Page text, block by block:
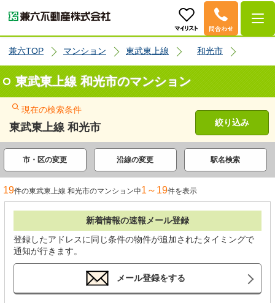
兼六TOP マンション 東武東上線 和光市
東武東上線 和光市のマンション
現在の検索条件
東武東上線 和光市 絞り込み
市・区の変更 沿線の変更 駅名検索
19件の東武東上線 和光市のマンション中1～19件を表示
新着情報の速報メール登録
登録したアドレスに同じ条件の物件が追加されたタイミングで
通知が行きます。
メール登録をする